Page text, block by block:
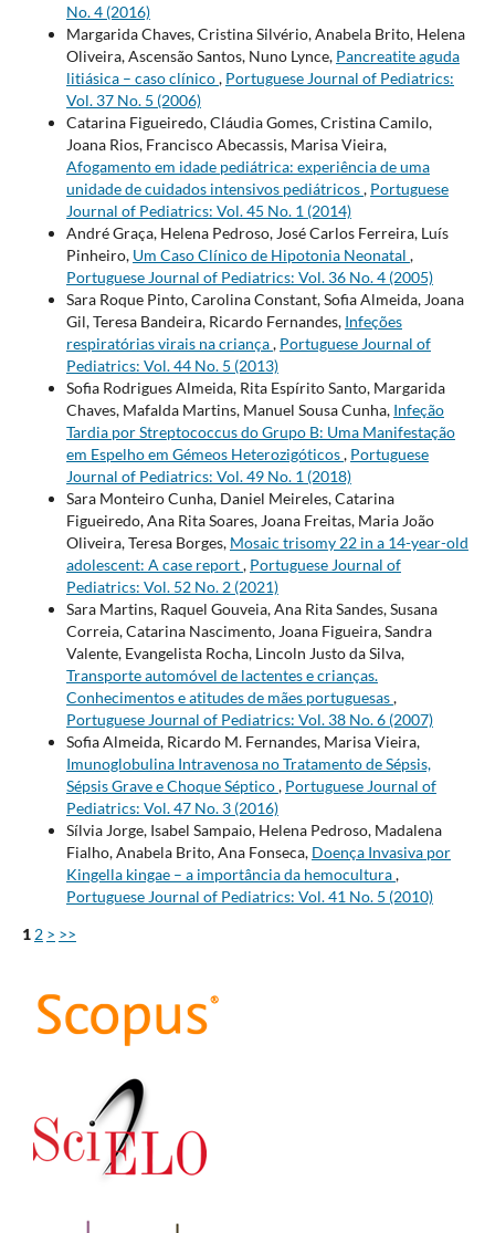
No. 4 (2016)
Margarida Chaves, Cristina Silvério, Anabela Brito, Helena
Oliveira, Ascensão Santos, Nuno Lynce, Pancreatite aguda
litiásica – caso clínico, Portuguese Journal of Pediatrics:
Vol. 37 No. 5 (2006)
Catarina Figueiredo, Cláudia Gomes, Cristina Camilo,
Joana Rios, Francisco Abecassis, Marisa Vieira,
Afogamento em idade pediátrica: experiência de uma
unidade de cuidados intensivos pediátricos, Portuguese
Journal of Pediatrics: Vol. 45 No. 1 (2014)
André Graça, Helena Pedroso, José Carlos Ferreira, Luís
Pinheiro, Um Caso Clínico de Hipotonia Neonatal ,
Portuguese Journal of Pediatrics: Vol. 36 No. 4 (2005)
Sara Roque Pinto, Carolina Constant, Sofia Almeida, Joana
Gil, Teresa Bandeira, Ricardo Fernandes, Infeções
respiratórias virais na criança, Portuguese Journal of
Pediatrics: Vol. 44 No. 5 (2013)
Sofia Rodrigues Almeida, Rita Espírito Santo, Margarida
Chaves, Mafalda Martins, Manuel Sousa Cunha, Infeção
Tardia por Streptococcus do Grupo B: Uma Manifestação
em Espelho em Gémeos Heterozigóticos, Portuguese
Journal of Pediatrics: Vol. 49 No. 1 (2018)
Sara Monteiro Cunha, Daniel Meireles, Catarina
Figueiredo, Ana Rita Soares, Joana Freitas, Maria João
Oliveira, Teresa Borges, Mosaic trisomy 22 in a 14-year-old
adolescent: A case report, Portuguese Journal of
Pediatrics: Vol. 52 No. 2 (2021)
Sara Martins, Raquel Gouveia, Ana Rita Sandes, Susana
Correia, Catarina Nascimento, Joana Figueira, Sandra
Valente, Evangelista Rocha, Lincoln Justo da Silva,
Transporte automóvel de lactentes e crianças.
Conhecimentos e atitudes de mães portuguesas,
Portuguese Journal of Pediatrics: Vol. 38 No. 6 (2007)
Sofia Almeida, Ricardo M. Fernandes, Marisa Vieira,
Imunoglobulina Intravenosa no Tratamento de Sépsis,
Sépsis Grave e Choque Séptico, Portuguese Journal of
Pediatrics: Vol. 47 No. 3 (2016)
Sílvia Jorge, Isabel Sampaio, Helena Pedroso, Madalena
Fialho, Anabela Brito, Ana Fonseca, Doença Invasiva por
Kingella kingae – a importância da hemocultura,
Portuguese Journal of Pediatrics: Vol. 41 No. 5 (2010)
1 2 > >>